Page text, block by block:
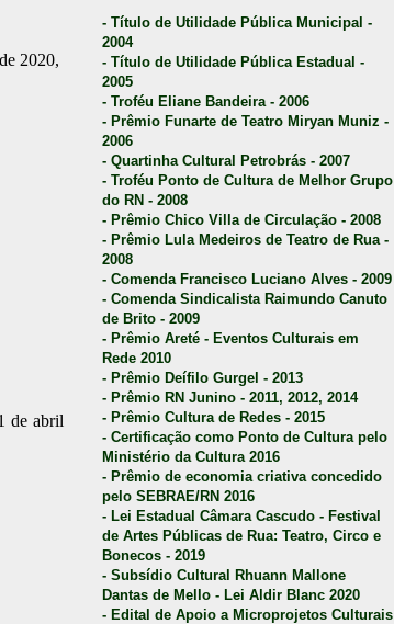
2020,
de abril
- Título de Utilidade Pública Municipal -
2004
- Título de Utilidade Pública Estadual -
2005
- Troféu Eliane Bandeira - 2006
- Prêmio Funarte de Teatro Miryan Muniz -
2006
- Quartinha Cultural Petrobrás - 2007
- Troféu Ponto de Cultura de Melhor Grupo
do RN - 2008
- Prêmio Chico Villa de Circulação - 2008
- Prêmio Lula Medeiros de Teatro de Rua -
2008
- Comenda Francisco Luciano Alves - 2009
- Comenda Sindicalista Raimundo Canuto
de Brito - 2009
- Prêmio Areté - Eventos Culturais em
Rede 2010
- Prêmio Deífilo Gurgel - 2013
- Prêmio RN Junino - 2011, 2012, 2014
- Prêmio Cultura de Redes - 2015
- Certificação como Ponto de Cultura pelo
Ministério da Cultura 2016
- Prêmio de economia criativa concedido
pelo SEBRAE/RN 2016
- Lei Estadual Câmara Cascudo - Festival
de Artes Públicas de Rua: Teatro, Circo e
Bonecos - 2019
- Subsídio Cultural Rhuann Mallone
Dantas de Mello - Lei Aldir Blanc 2020
- Edital de Apoio a Microprojetos Culturais